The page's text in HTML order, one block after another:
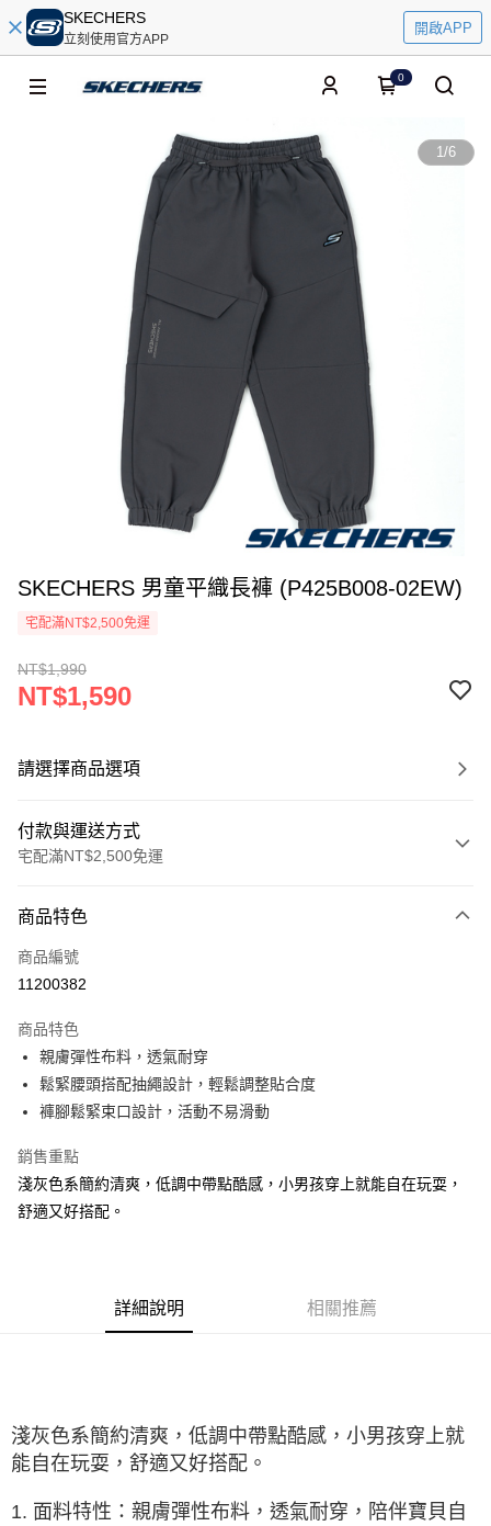
SKECHERS
立刻使用官方APP
開啟APP
0
1/6
SKECHERS 男童平織長褲 (P425B008-02EW)
宅配滿NT$2,500免運
NT$1,990
NT$1,590
請選擇商品選項
付款與運送方式
宅配滿NT$2,500免運
信用卡一次付款
LINE Pay
相關說明
【大哥付你分期使用說明】
1.本服務由台灣大哥大提供，台灣大哥大用戶可立即使用無須另外申請。
2.付款方式選擇「大哥付你分期」，訂單成立後會自動跳轉到大哥付的交易
流程，驗證手機門號後，選擇欲分期的期數、繳款截止日，確認付款後即完
3.實際核准額度、可分期數及費用金額請依後續交易確認頁面所載為準。
4.訂單成立30分鐘內，如未前往確認交易或遇審核未通過，訂單將自動取
消。如遇「轉專審核」未通過狀況，表示未達大哥付你分期系統評分，恕無
法說明評估內容。
2.透過簡訊連結打開帳單後，可選擇「超商條碼／台灣大直營門市／銀行轉
帳／街口支付／iPASS MONEY」等通路繳費。
2.基於同意付款使用「大哥付你分期」之契約關係目的，商店將以您的個人
資料（包含姓名、電話或地址）提供予台灣大哥大進項蒐集、處理及利用，
由本公司與您本人進行分期帳單所需資料之確認、核對及更正。
ATM付款
宅配
商品特色
商品編號
11200382
商品特色
親膚彈性布料，透氣耐穿
鬆緊腰頭搭配抽繩設計，輕鬆調整貼合度
褲腳鬆緊束口設計，活動不易滑動
銷售重點
淺灰色系簡約清爽，低調中帶點酷感，小男孩穿上就能自在玩耍，
舒適又好搭配。
詳細說明 相關推薦
淺灰色系簡約清爽，低調中帶點酷感，小男孩穿上就
能自在玩耍，舒適又好搭配。
1. 面料特性：親膚彈性布料，透氣耐穿，陪伴寶貝自